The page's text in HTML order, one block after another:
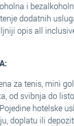
i
dodatnih
opis all
za tenis, mini
od svibnja do
hotelske
doplatu ili